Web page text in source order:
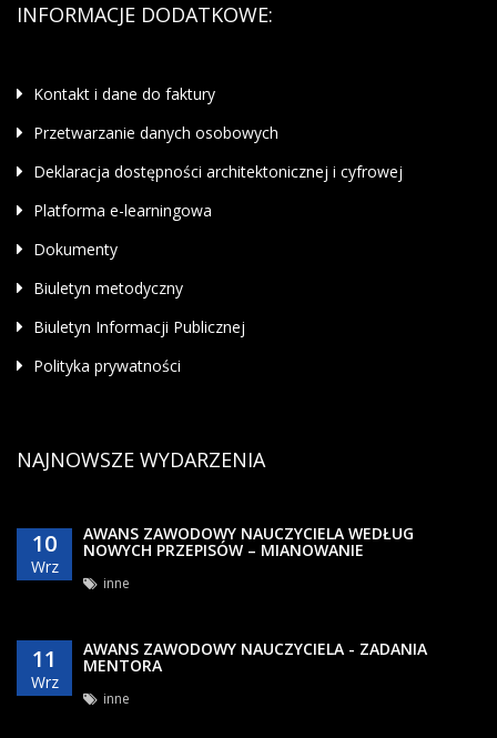
INFORMACJE DODATKOWE:
Kontakt i dane do faktury
Przetwarzanie danych osobowych
Deklaracja dostępności architektonicznej i cyfrowej
Platforma e-learningowa
Dokumenty
Biuletyn metodyczny
Biuletyn Informacji Publicznej
Polityka prywatności
NAJNOWSZE WYDARZENIA
10
Wrz
AWANS ZAWODOWY NAUCZYCIELA WEDŁUG
NOWYCH PRZEPISÓW – MIANOWANIE
inne
11
Wrz
AWANS ZAWODOWY NAUCZYCIELA - ZADANIA
MENTORA
inne